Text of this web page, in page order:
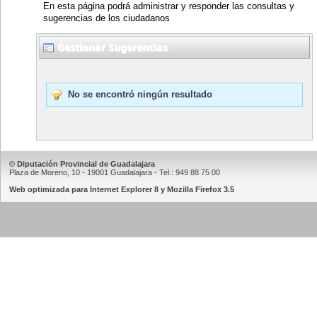
En esta página podrá administrar y responder las consultas y
sugerencias de los ciudadanos
Gestionar Sugerencias
No se encontró ningún resultado
© Diputación Provincial de Guadalajara
Plaza de Moreno, 10 - 19001 Guadalajara - Tel.: 949 88 75 00
Web optimizada para Internet Explorer 8 y Mozilla Firefox 3.5